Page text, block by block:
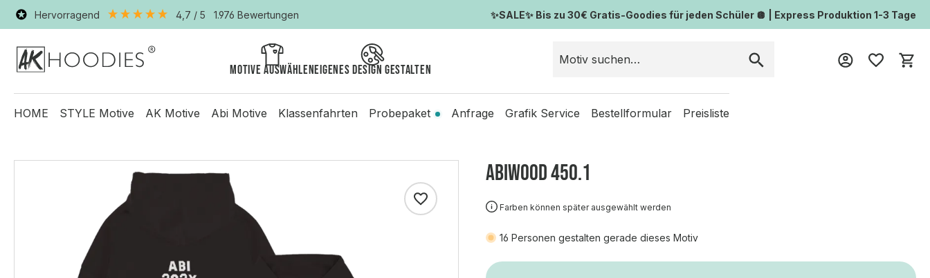
Hervorragend 4,7 / 5 1.976 Bewertungen ✨SALE✨ Bis zu 30€ Gratis-Goodies für jeden Schüler 🪩 | Express Produktion 1-3 Tage
Motive auswählenEigenes Design gestalten
HOME STYLE Motive AK Motive Abi Motive Klassenfahrten Probepaket Anfrage Grafik Service Bestellformular Preisliste
ABIWOOD 450.1
Farben können später ausgewählt werden
16 Personen gestalten gerade dieses Motiv